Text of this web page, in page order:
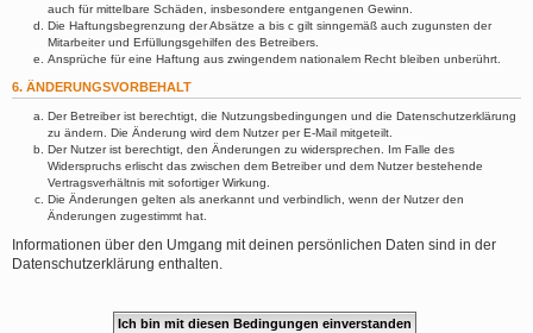
auch für mittelbare Schäden, insbesondere entgangenen Gewinn.
Die Haftungsbegrenzung der Absätze a bis c gilt sinngemäß auch zugunsten der
Mitarbeiter und Erfüllungsgehilfen des Betreibers.
Ansprüche für eine Haftung aus zwingendem nationalem Recht bleiben unberührt.
6. ÄNDERUNGSVORBEHALT
Der Betreiber ist berechtigt, die Nutzungsbedingungen und die Datenschutzerklärung
zu ändern. Die Änderung wird dem Nutzer per E-Mail mitgeteilt.
Der Nutzer ist berechtigt, den Änderungen zu widersprechen. Im Falle des
Widerspruchs erlischt das zwischen dem Betreiber und dem Nutzer bestehende
Vertragsverhältnis mit sofortiger Wirkung.
Die Änderungen gelten als anerkannt und verbindlich, wenn der Nutzer den
Änderungen zugestimmt hat.
Informationen über den Umgang mit deinen persönlichen Daten sind in der
Datenschutzerklärung enthalten.